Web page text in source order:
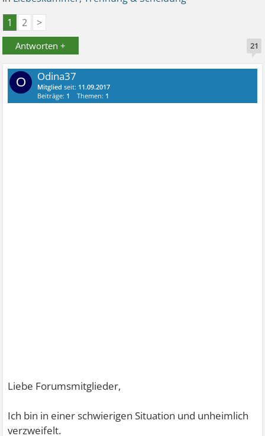
1
2 >
Antworten + 21
O Odina37
Mitglied seit: 11.09.2017
Beiträge: 1 Themen: 1
Liebe Forumsmitglieder,
Ich bin in einer schwierigen Situation und unheimlich
verzweifelt.